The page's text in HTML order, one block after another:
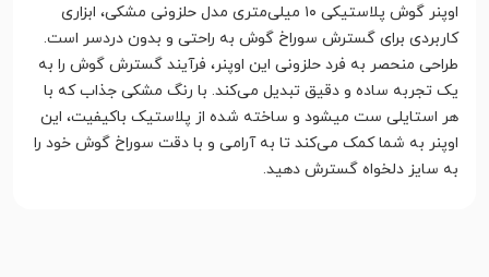
اوپنر گوش پلاستیکی ۱۰ میلی‌متری مدل حلزونی مشکی، ابزاری
کاربردی برای گسترش سوراخ گوش به راحتی و بدون دردسر است.
طراحی منحصر به فرد حلزونی این اوپنر، فرآیند گسترش گوش را به
یک تجربه ساده و دقیق تبدیل می‌کند. با رنگ مشکی جذاب که با
هر استایلی ست میشود و ساخته شده از پلاستیک باکیفیت، این
اوپنر به شما کمک می‌کند تا به آرامی و با دقت سوراخ گوش خود را
به سایز دلخواه گسترش دهید.